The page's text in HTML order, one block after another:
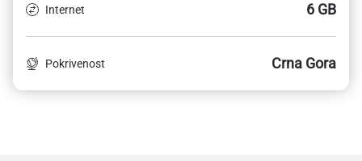
Internet 6 GB
Pokrivenost Crna Gora